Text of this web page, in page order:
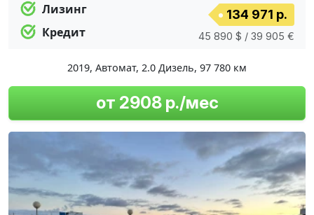
Лизинг
Кредит
134 971 р.
45 890 $ / 39 905 €
2019, Автомат, 2.0 Дизель, 97 780 км
от 2908 р./мес